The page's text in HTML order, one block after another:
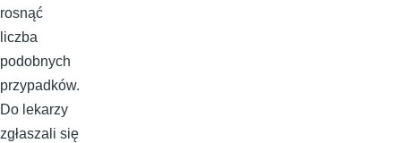
rosnąć
liczba
podobnych
przypadków.
Do lekarzy
zgłaszali się